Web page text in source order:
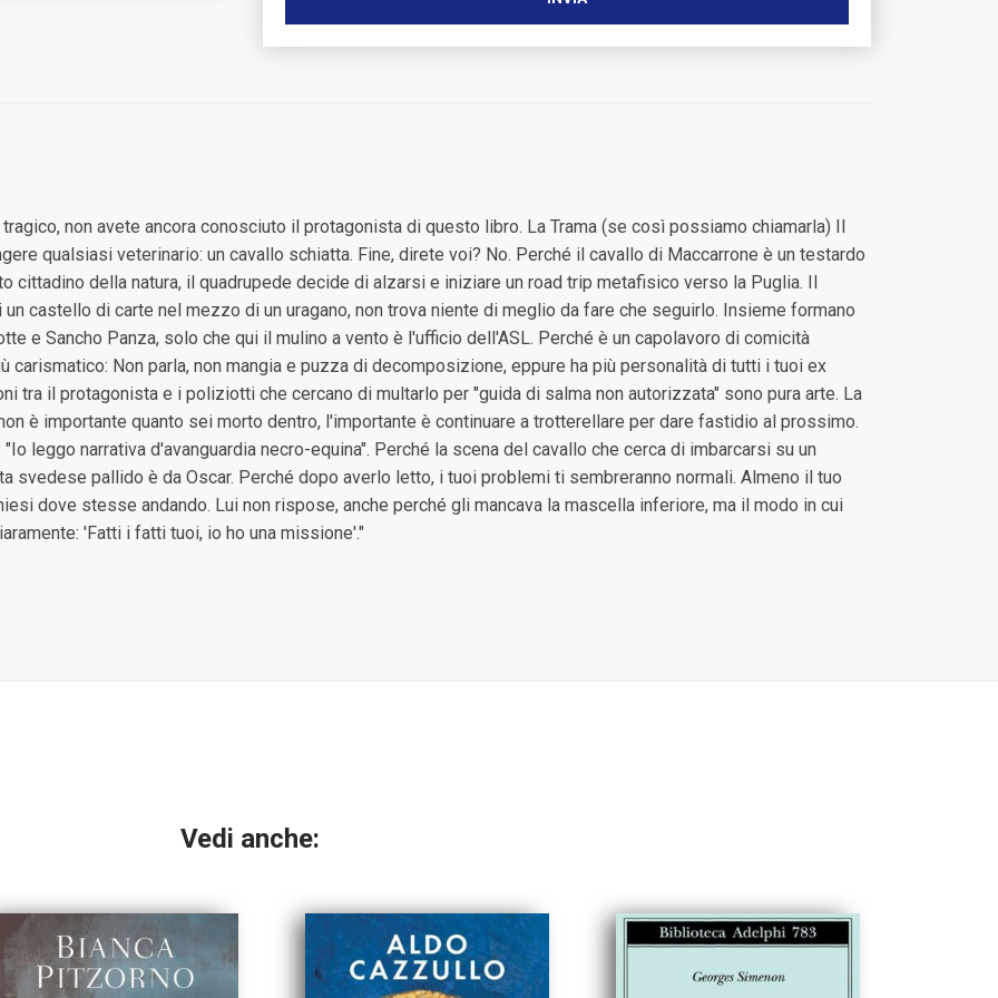
non avete ancora conosciuto il protagonista di questo libro. La Trama (se così possiamo chiamarla) Il
qualsiasi veterinario: un cavallo schiatta. Fine, direte voi? No. Perché il cavallo di Maccarrone è un testardo
cittadino della natura, il quadrupede decide di alzarsi e iniziare un road trip metafisico verso la Puglia. Il
castello di carte nel mezzo di un uragano, non trova niente di meglio da fare che seguirlo. Insieme formano
e Sancho Panza, solo che qui il mulino a vento è l'ufficio dell'ASL. Perché è un capolavoro di comicità
carismatico: Non parla, non mangia e puzza di decomposizione, eppure ha più personalità di tutti i tuoi ex
tra il protagonista e i poliziotti che cercano di multarlo per "guida di salma non autorizzata" sono pura arte. La
è importante quanto sei morto dentro, l'importante è continuare a trotterellare per dare fastidio al prossimo.
leggo narrativa d'avanguardia necro-equina". Perché la scena del cavallo che cerca di imbarcarsi su un
svedese pallido è da Oscar. Perché dopo averlo letto, i tuoi problemi ti sembreranno normali. Almeno il tuo
dove stesse andando. Lui non rispose, anche perché gli mancava la mascella inferiore, ma il modo in cui
'Fatti i fatti tuoi, io ho una missione'."
Vedi anche: